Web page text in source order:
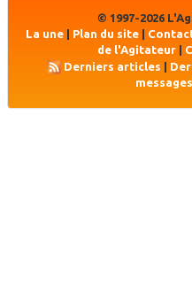
© 1997-2026
La une
Plan du site
de l'Agitateur|
Derniers articles |
messages